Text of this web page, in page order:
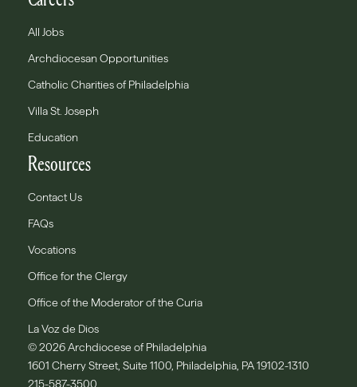
All Jobs
Archdiocesan Opportunities
Catholic Charities of Philadelphia
Villa St. Joseph
Education
Resources
Contact Us
FAQs
Vocations
Office for the Clergy
Office of the Moderator of the Curia
La Voz de Dios
© 2026 Archdiocese of Philadelphia
1601 Cherry Street, Suite 1100, Philadelphia, PA 19102-1310
215-587-3500